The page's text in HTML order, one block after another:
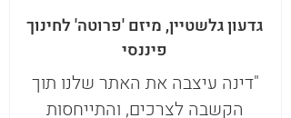
"דינה עיצבה את האתר שלנו תוך
הקשבה לצרכים, והתייחסות
גדעון גלשטיין, מיזם 'פרוטה' לחינוך
פיננסי